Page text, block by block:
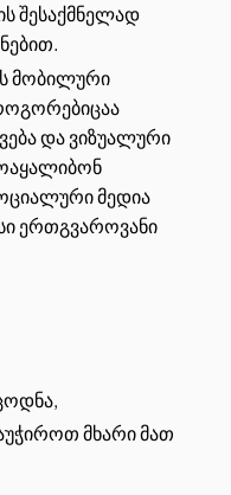
შესაქმნელად
მობილური
და ვიზუალური
მედია
ერთგვაროვანი
მხარი მათ